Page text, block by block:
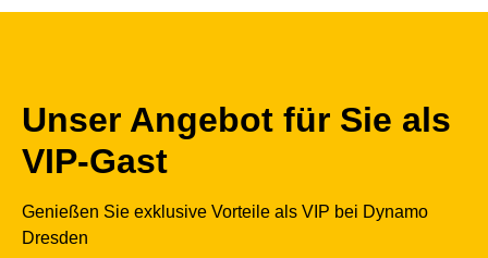
Unser Angebot für Sie als
VIP-Gast
Genießen Sie exklusive Vorteile als VIP bei Dynamo
Dresden